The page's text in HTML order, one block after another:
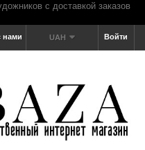
Войти
UAH
нами